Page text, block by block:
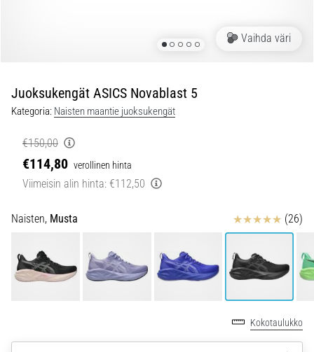
Käytännössä
sukkulajuoksu
nopeutta,
ketteryyttä
suunnanmuutoksia.
se
oikein,
missä
sitä…
Vaihda väri
Juoksukengät ASICS Novablast 5
Kategoria: Naisten maantie juoksukengät
€150,00
€114,80 verollinen hinta
Viimeisin alin hinta: €112,50
Naisten, Musta Arvostelut (26)
Kokotaulukko